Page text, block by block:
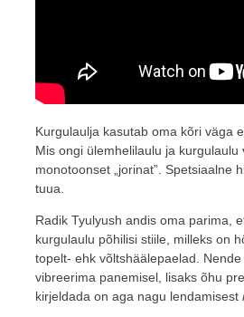
Kurgulaulja kasutab oma kõri väga
Mis ongi ülemhelilaulu ja
monotoonset „jorinat”. Spetsiaalne
tuua.
Radik Tyulyush andis oma parima,
kurgulaulu põhilisi stiile, milleks on
topelt- ehk võltshäälepaelad.
vibreerima panemisel, lisaks õhu
kirjeldada on aga nagu lendamisest